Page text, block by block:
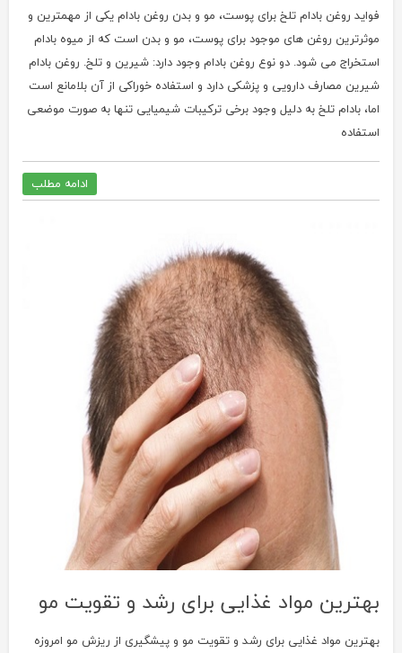
فواید روغن بادام تلخ برای پوست، مو و بدن روغن بادام یکی از مهمترین و
موثرترین روغن های موجود برای پوست، مو و بدن است که از میوه بادام
استخراج می شود. دو نوع روغن بادام وجود دارد: شیرین و تلخ. روغن بادام
شیرین مصارف دارویی و پزشکی دارد و استفاده خوراکی از آن بلامانع است
اما، بادام تلخ به دلیل وجود برخی ترکیبات شیمیایی تنها به صورت موضعی
استفاده
ادامه مطلب
بهترین مواد غذایی برای رشد و تقویت مو
بهترین مواد غذایی برای رشد و تقویت مو و پیشگیری از ریزش مو امروزه